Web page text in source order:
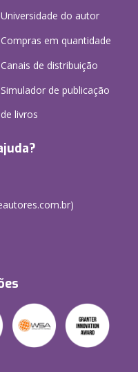
Universidade do autor
Compras em quantidade
Canais de distribuição
Simulador de publicação
de livros